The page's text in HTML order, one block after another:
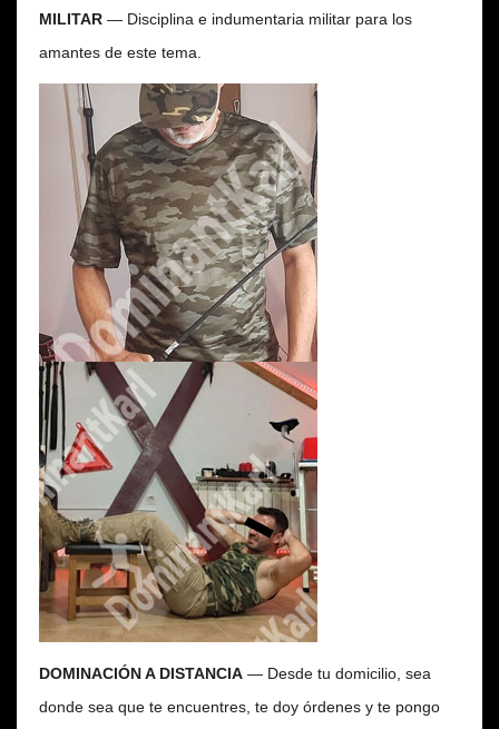
MILITAR — Disciplina e indumentaria militar para los
amantes de este tema.
DOMINACIÓN A DISTANCIA — Desde tu domicilio, sea
donde sea que te encuentres, te doy órdenes y te pongo